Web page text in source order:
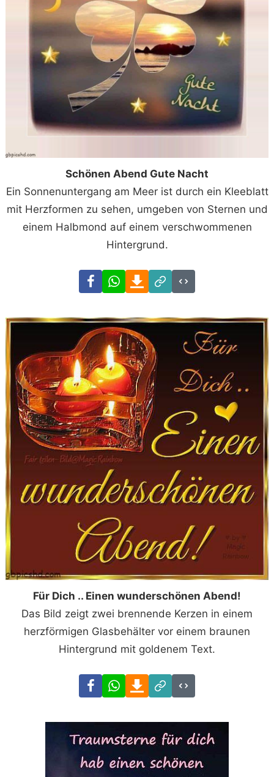
Schönen Abend Gute Nacht
Ein Sonnenuntergang am Meer ist durch ein Kleeblatt
mit Herzformen zu sehen, umgeben von Sternen und
einem Halbmond auf einem verschwommenen
Hintergrund.
FacebookWhatsAppDownload
Link
Code
Für Dich .. Einen wunderschönen Abend!
Das Bild zeigt zwei brennende Kerzen in einem
herzförmigen Glasbehälter vor einem braunen
Hintergrund mit goldenem Text.
FacebookWhatsAppDownload
Link
Code